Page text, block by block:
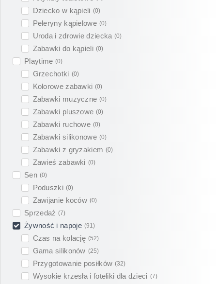
Dziecko w kąpieli (0)
Peleryny kąpielowe (0)
Uroda i zdrowie dziecka (0)
Zabawki do kąpieli (0)
Playtime (0)
Grzechotki (0)
Kolorowe zabawki (0)
Zabawki muzyczne (0)
Zabawki pluszowe (0)
Zabawki ruchowe (0)
Zabawki silikonowe (0)
Zabawki z gryzakiem (0)
Zawieś zabawki (0)
Sen (0)
Poduszki (0)
Zawijanie koców (0)
Sprzedaż (7)
Żywność i napoje (91 )
Czas na kolację (52)
Gama silikonów (25)
Przygotowanie posiłków (32)
Wysokie krzesła i foteliki dla dzieci (7)